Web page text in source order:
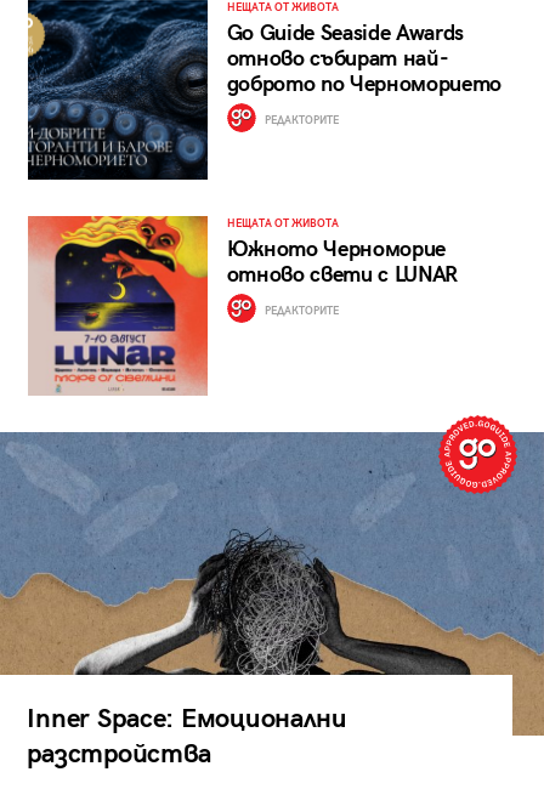
НЕЩАТА ОТ ЖИВОТА
Go Guide Seaside Awards
отново събират най-
доброто по Черноморието
РЕДАКТОРИТЕ
НЕЩАТА ОТ ЖИВОТА
Южното Черноморие
отново свети с LUNAR
РЕДАКТОРИТЕ
Inner Space: Емоционални
разстройства